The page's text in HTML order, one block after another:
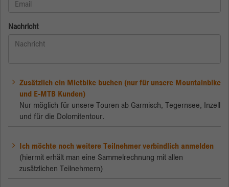
Nachricht
Zusätzlich ein Mietbike buchen (nur für unsere Mountainbike
und E-MTB Kunden)
Nur möglich für unsere Touren ab Garmisch, Tegernsee, Inzell
und für die Dolomitentour.
Ich möchte noch weitere Teilnehmer verbindlich anmelden
(hiermit erhält man eine Sammelrechnung mit allen
zusätzlichen Teilnehmern)
Zweck